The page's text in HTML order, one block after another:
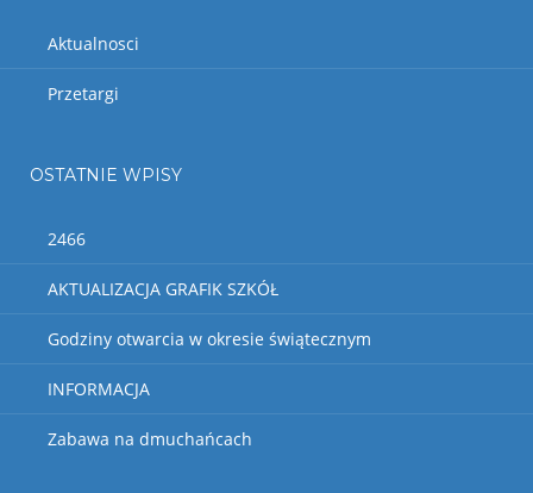
Aktualnosci
Przetargi
OSTATNIE WPISY
2466
AKTUALIZACJA GRAFIK SZKÓŁ
Godziny otwarcia w okresie świątecznym
INFORMACJA
Zabawa na dmuchańcach